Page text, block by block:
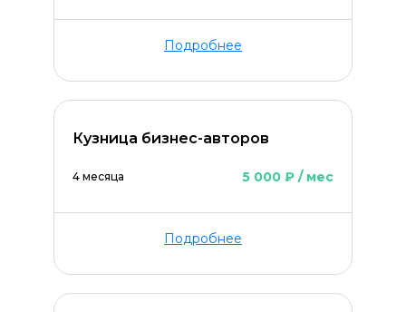
Подробнее
Кузница бизнес-авторов
4 месяца 5 000 ₽ / мес
Подробнее